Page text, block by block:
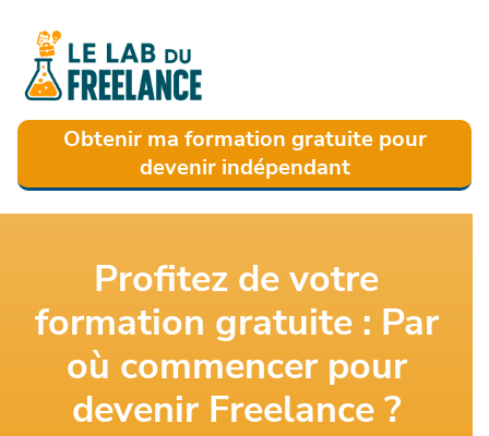
Obtenir ma formation gratuite pour
devenir indépendant
Profitez de votre
formation gratuite : Par
où commencer pour
devenir Freelance ?